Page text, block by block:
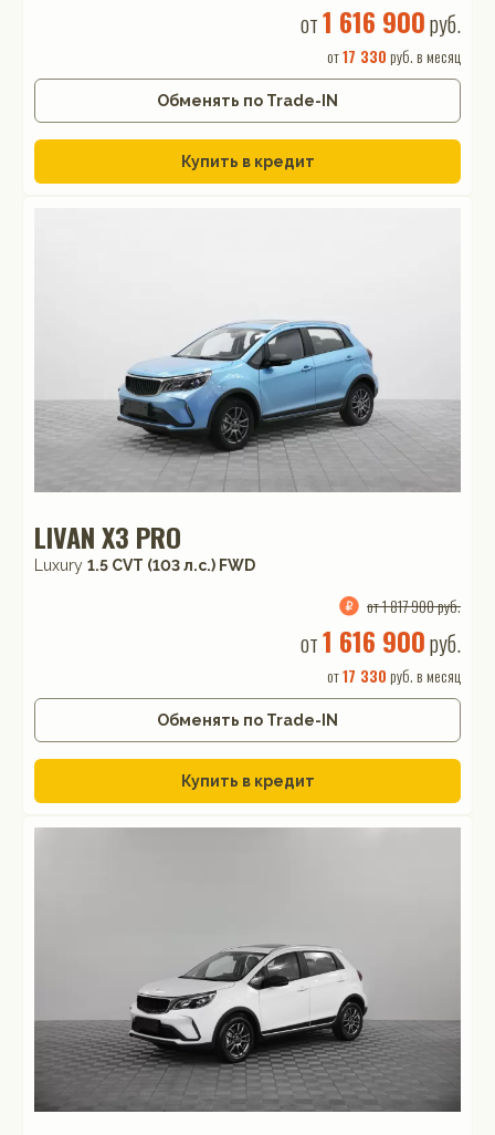
от1 616 900руб.
от17 330 руб. в месяц
Обменять по Trade-IN
Купить в кредит
LIVAN X3 PRO
Luxury 1.5 CVT (103 л.с.) FWD
от 1 817 900 руб.
от1 616 900руб.
от17 330 руб. в месяц
Обменять по Trade-IN
Купить в кредит